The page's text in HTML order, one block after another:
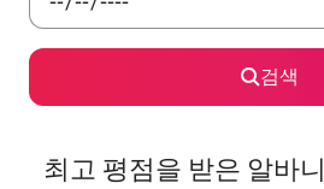
검색
최고 평점을 받은 알바